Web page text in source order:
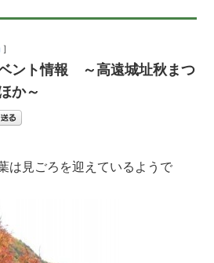
t
］
ント情報 ～高遠城址秋まつ
か～
は見ごろを迎えているようで